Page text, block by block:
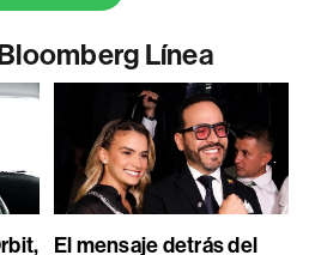
Línea
El mensaje detrás del